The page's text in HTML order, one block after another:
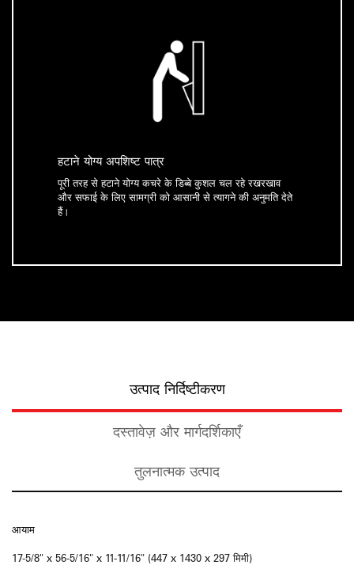
हटाने योग्य अपशिष्ट पात्र
पूरी तरह से हटाने योग्य कचरे के डिब्बे कुशल चल रहे रखरखाव
और सफाई के लिए सामग्री को आसानी से त्यागने की अनुमति देते
हैं।
उत्पाद निर्दिष्टीकरण
दस्तावेज़ और मार्गदर्शिकाएँ
तुलनात्मक उत्पाद
आयाम
17-5/8" x 56-5/16" x 11-11/16" (447 x 1430 x 297 मिमी)